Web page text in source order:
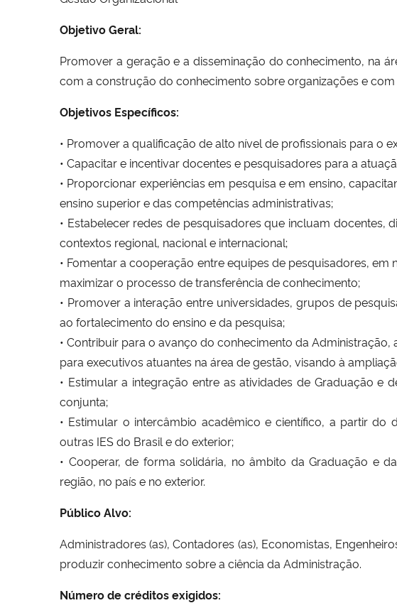
Objetivo Geral:
Promover a geração e a disseminação do conhecimento, na
com a construção do conhecimento sobre organizações e
Objetivos Específicos:
• Promover a qualificação de alto nível de profissionais para o
• Capacitar e incentivar docentes e pesquisadores para a
• Proporcionar experiências em pesquisa e em ensino,
ensino superior e das competências administrativas;
• Estabelecer redes de pesquisadores que incluam docentes,
contextos regional, nacional e internacional;
• Fomentar a cooperação entre equipes de pesquisadores,
maximizar o processo de transferência de conhecimento;
• Promover a interação entre universidades, grupos de
ao fortalecimento do ensino e da pesquisa;
• Contribuir para o avanço do conhecimento da
para executivos atuantes na área de gestão, visando à
• Estimular a integração entre as atividades de Graduação
conjunta;
• Estimular o intercâmbio acadêmico e científico, a partir
outras IES do Brasil e do exterior;
• Cooperar, de forma solidária, no âmbito da Graduação e
região, no país e no exterior.
Público Alvo:
Administradores (as), Contadores (as), Economistas,
produzir conhecimento sobre a ciência da Administração.
Número de créditos exigidos: